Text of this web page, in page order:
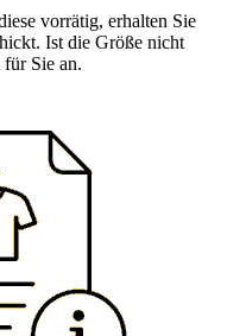
vorrätig, erhalten Sie
Ist die Größe nicht
Sie an.